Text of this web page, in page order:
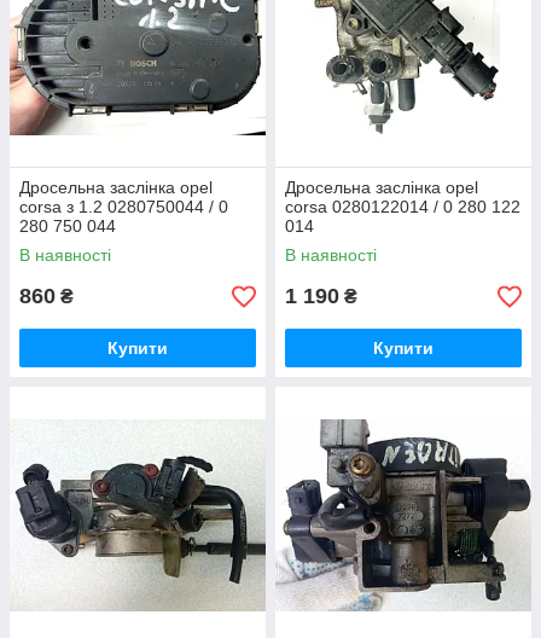
Дросельна заслінка opel
corsa з 1.2 0280750044 / 0
280 750 044
В наявності
860 ₴
Купити
Дросельна заслінка opel
corsa 0280122014 / 0 280 122
014
В наявності
1 190 ₴
Купити